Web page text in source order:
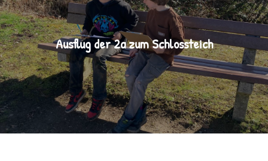
Ausflug der 2a zum Schlossteich